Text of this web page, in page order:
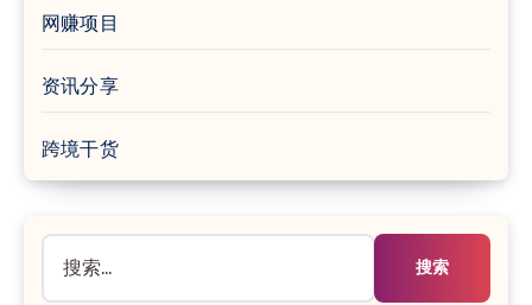
网赚项目
资讯分享
跨境干货
索：